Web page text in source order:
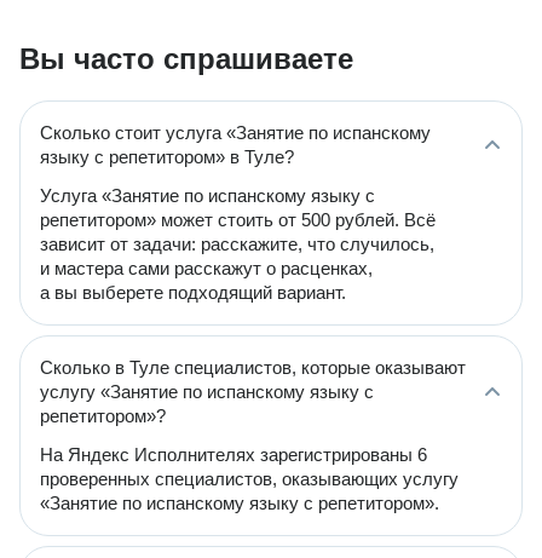
Вы часто спрашиваете
Сколько стоит услуга «Занятие по испанскому
языку с репетитором» в Туле?
Услуга «Занятие по испанскому языку с
репетитором» может стоить от 500 рублей. Всё
зависит от задачи: расскажите, что случилось,
и мастера сами расскажут о расценках,
а вы выберете подходящий вариант.
Сколько в Туле специалистов, которые оказывают
услугу «Занятие по испанскому языку с
репетитором»?
На Яндекс Исполнителях зарегистрированы 6
проверенных специалистов, оказывающих услугу
«Занятие по испанскому языку с репетитором».